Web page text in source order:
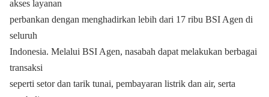
akses layanan
perbankan dengan menghadirkan lebih dari 17 ribu BSI Agen di
seluruh
Indonesia. Melalui BSI Agen, nasabah dapat melakukan berbagai
transaksi
seperti setor dan tarik tunai, pembayaran listrik dan air, serta